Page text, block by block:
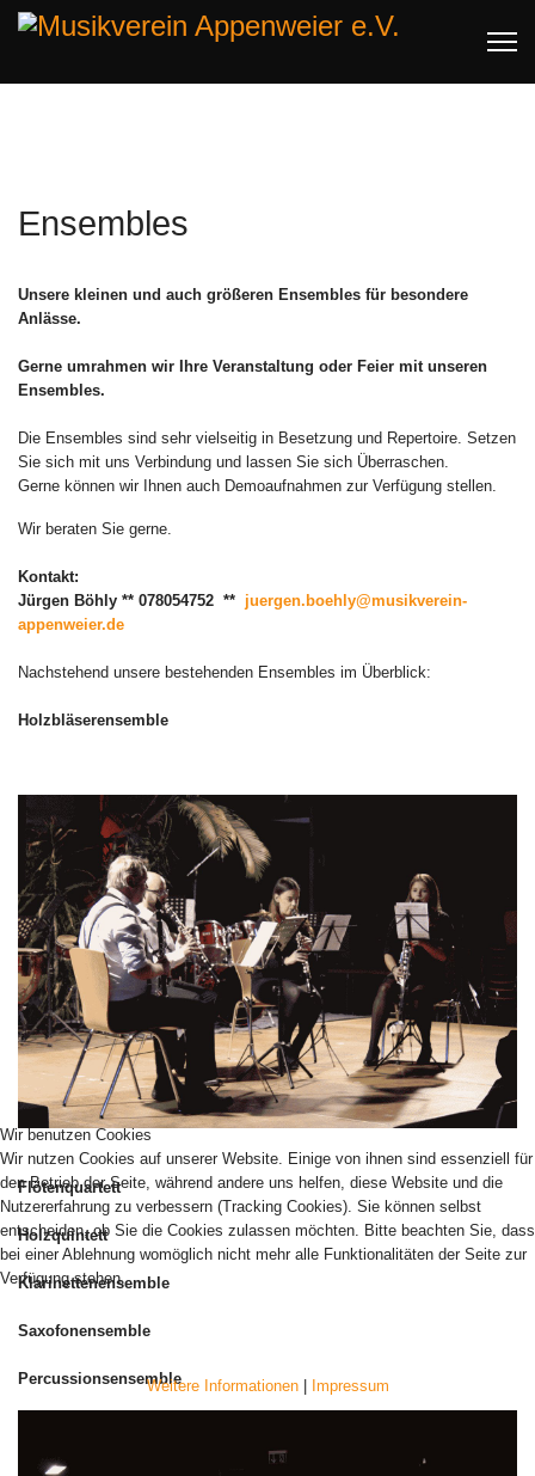
Ensembles
Unsere kleinen und auch größeren Ensembles für besondere
Anlässe.
Gerne umrahmen wir Ihre Veranstaltung oder Feier mit unseren
Ensembles.
Die Ensembles sind sehr vielseitig in Besetzung und Repertoire. Setzen
Sie sich mit uns Verbindung und lassen Sie sich Überraschen.
Gerne können wir Ihnen auch Demoaufnahmen zur Verfügung stellen.
Wir beraten Sie gerne.
Kontakt:
Jürgen Böhly ** 078054752 ** juergen.boehly@musikverein-
appenweier.de
Nachstehend unsere bestehenden Ensembles im Überblick:
Holzbläserensemble
Flötenquartett
Holzquintett
Klarinettenensemble
Saxofonensemble
Percussionsensemble
Wir benutzen Cookies
Wir nutzen Cookies auf unserer Website. Einige von ihnen sind essenziell für
den Betrieb der Seite, während andere uns helfen, diese Website und die
Nutzererfahrung zu verbessern (Tracking Cookies). Sie können selbst
entscheiden, ob Sie die Cookies zulassen möchten. Bitte beachten Sie, dass
bei einer Ablehnung womöglich nicht mehr alle Funktionalitäten der Seite zur
Verfügung stehen.
AKZEPTIEREN
Weitere Informationen| Impressum